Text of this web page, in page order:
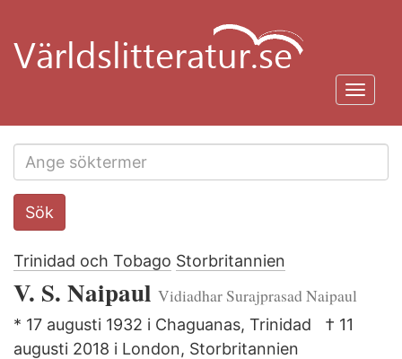
huvudinnehåll
Search
this
Sök
Trinidad och Tobago Storbritannien
V. S. Naipaul Vidiadhar Surajprasad Naipaul
* 17 augusti 1932 i Chaguanas, Trinidad
† 11
augusti 2018 i London, Storbritannien